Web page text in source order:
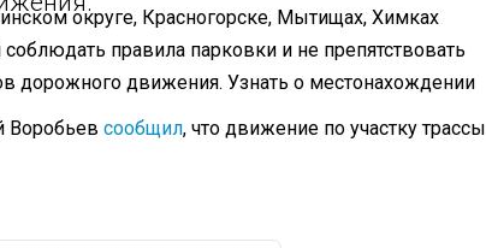
округе, Красногорске, Мытищах, Химках
правила парковки и не препятствовать
дорожного движения. Узнать о местонахождении
Воробьев сообщил, что движение по участку трассы